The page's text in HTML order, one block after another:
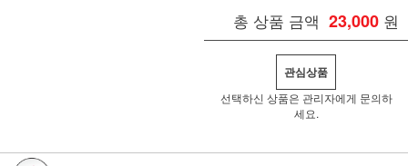
총 상품 금액 23,000 원
관심상품
선택하신 상품은 관리자에게 문의하
세요.